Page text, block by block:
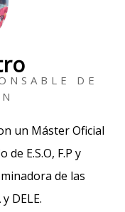
DE
un Máster Oficial
E.S.O, F.P y
de las
DELE.